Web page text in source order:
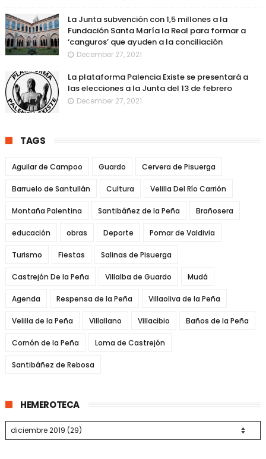
La Junta subvención con 1,5 millones a la
Fundación Santa María la Real para formar a
‘canguros’ que ayuden a la conciliación
December 27, 2021
La plataforma Palencia Existe se presentará a
las elecciones a la Junta del 13 de febrero
December 27, 2021
TAGS
Aguilar de Campoo Guardo Cervera de Pisuerga
Barruelo de Santullán Cultura Velilla Del Río Carrión
Montaña Palentina Santibáñez de la Peña Brañosera
educación obras Deporte Pomar de Valdivia
Turismo Fiestas Salinas de Pisuerga
Castrejón De la Peña Villalba de Guardo Mudá
Agenda Respensa de la Peña Villaoliva de la Peña
Velilla de la Peña Villallano Villacibio Baños de la Peña
Cornón de la Peña Loma de Castrejón
Santibáñez de Rebosa
HEMEROTECA